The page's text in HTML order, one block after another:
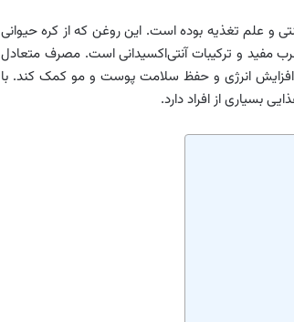
و علم تغذیه بوده است. این روغن که از کره حیوانی
مفید و ترکیبات آنتی‌اکسیدانی است. مصرف متعادل
افزایش انرژی و حفظ سلامت پوست و مو کمک کند. با
بسیاری از افراد دارد.